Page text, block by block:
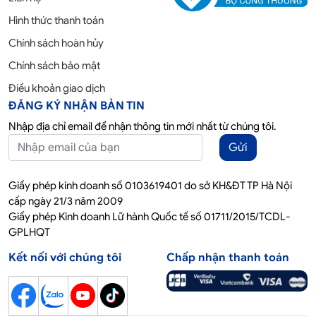
Hình thức thanh toán
Chính sách hoàn hủy
Chính sách bảo mật
Điều khoản giao dịch
ĐĂNG KÝ NHẬN BẢN TIN
Nhập địa chỉ email để nhận thông tin mới nhất từ chúng tôi.
Gửi
Giấy phép kinh doanh số 0103619401 do sở KH&ĐT TP Hà Nội
cấp ngày 21/3 năm 2009
Giấy phép Kinh doanh Lữ hành Quốc tế số 01711/2015/TCDL-
GPLHQT
Kết nối với chúng tôi Chấp nhận thanh toán